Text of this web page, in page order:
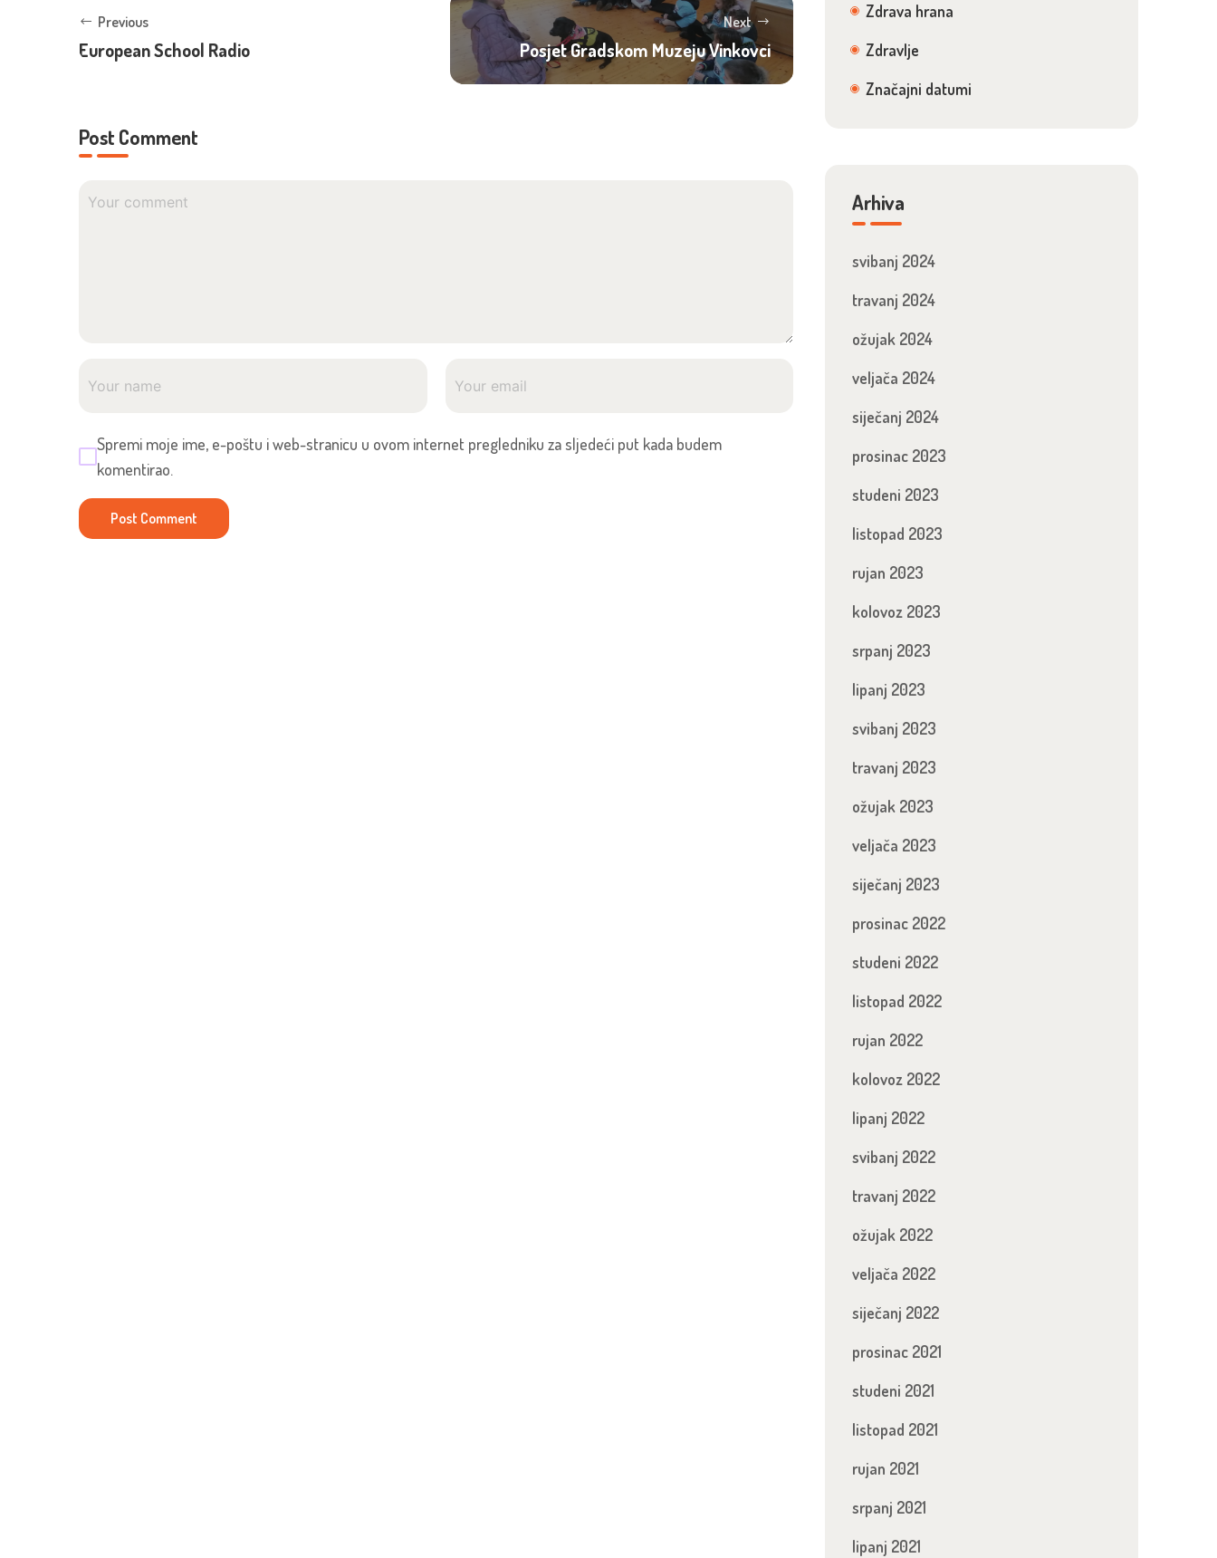
Previous
European School Radio
Next
Posjet Gradskom Muzeju Vinkovci
Post Comment
Spremi moje ime, e-poštu i web-stranicu u ovom internet pregledniku za sljedeći put kada budem
komentirao.
Zdrava hrana
Zdravlje
Značajni datumi
Arhiva
svibanj 2024
travanj 2024
ožujak 2024
veljača 2024
siječanj 2024
prosinac 2023
studeni 2023
listopad 2023
rujan 2023
kolovoz 2023
srpanj 2023
lipanj 2023
svibanj 2023
travanj 2023
ožujak 2023
veljača 2023
siječanj 2023
prosinac 2022
studeni 2022
listopad 2022
rujan 2022
kolovoz 2022
lipanj 2022
svibanj 2022
travanj 2022
ožujak 2022
veljača 2022
siječanj 2022
prosinac 2021
studeni 2021
listopad 2021
rujan 2021
srpanj 2021
lipanj 2021